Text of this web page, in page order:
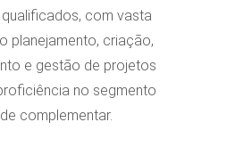
com vasta
planejamento, criação,
e gestão de projetos
no segmento
complementar.